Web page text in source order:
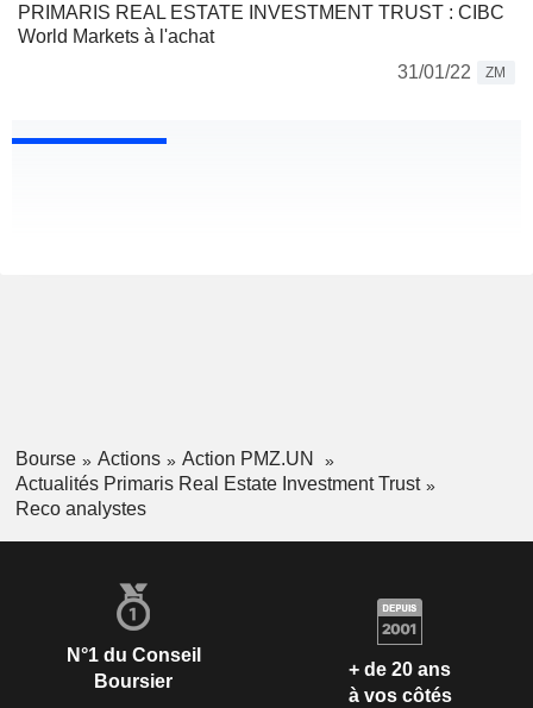
PRIMARIS REAL ESTATE INVESTMENT TRUST : CIBC
World Markets à l'achat
31/01/22
ZM
Bourse Actions
Action PMZ.UN
Actualités Primaris Real Estate Investment Trust
Reco analystes
N°1 du Conseil
Boursier
+ de 20 ans
à vos côtés